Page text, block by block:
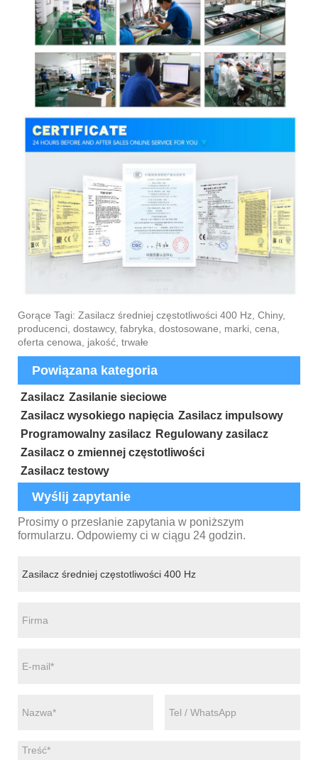
Gorące Tagi: Zasilacz średniej częstotliwości 400 Hz, Chiny,
producenci, dostawcy, fabryka, dostosowane, marki, cena,
oferta cenowa, jakość, trwałe
Powiązana kategoria
Zasilacz Zasilanie sieciowe
Zasilacz wysokiego napięcia Zasilacz impulsowy
Programowalny zasilacz Regulowany zasilacz
Zasilacz o zmiennej częstotliwości
Zasilacz testowy
Wyślij zapytanie
Prosimy o przesłanie zapytania w poniższym
formularzu. Odpowiemy ci w ciągu 24 godzin.